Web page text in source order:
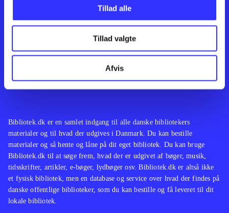
Tillad alle
Tillad valgte
Afvis Feedback
Bibliotek.dk er en samlet indgang til alle danske bibliotekers
materialer og til hvad der udgives i Danmark. Du kan bestille
materialer og så hente og låne på dit eget bibliotek. Du kan bruge
Bibliotek.dk til at søge frem, hvad der er udgivet af bøger, musik,
tidsskrifter, artikler, e-bøger, lydbøger osv. Bibliotek.dk er altså ikke
et fysisk bibliotek, men en database og service over hvad der findes på
danske offentlige biblioteker, som du kan bestille og få leveret til dit
lokale bibliotek.
Kontakt os
English
Artikler
Film
Musik
Noder